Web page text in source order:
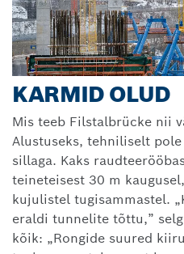
KARMID OLUD
Mis teeb Filstalbrücke nii
Alustuseks, tehniliselt
sillaga. Kaks
teineteisest 30 m
kujulistel tugisammastel.
eraldi tunnelite tõttu,”
kõik: „Rongide suured